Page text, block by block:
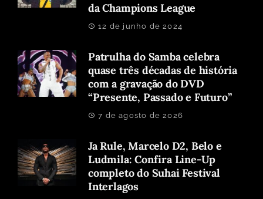
da Champions League
12 de junho de 2024
Patrulha do Samba celebra
quase três décadas de história
com a gravação do DVD
“Presente, Passado e Futuro”
7 de agosto de 2026
Ja Rule, Marcelo D2, Belo e
Ludmila: Confira Line-Up
completo do Suhai Festival
Interlagos